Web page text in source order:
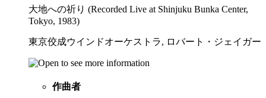
大地への祈り (Recorded Live at Shinjuku Bunka Center,
Tokyo, 1983)
東京佼成ウインドオーケストラ, ロバート・ジェイガー
作曲者